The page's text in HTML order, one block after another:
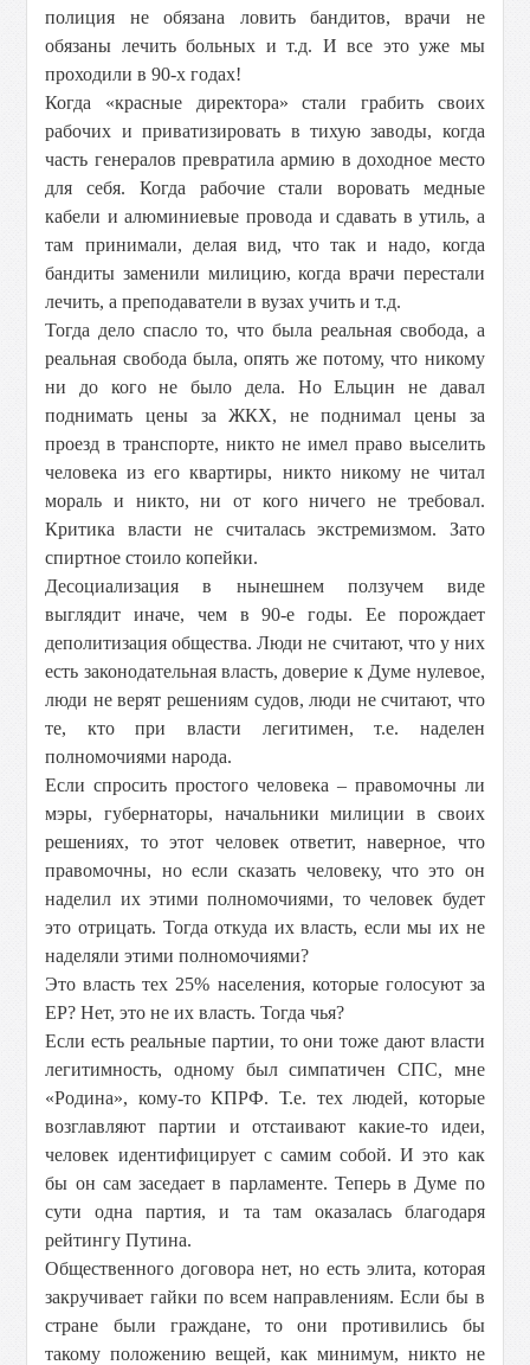
полиция не обязана ловить бандитов, врачи не
обязаны лечить больных и т.д. И все это уже мы
проходили в 90-х годах!
Когда «красные директора» стали грабить своих
рабочих и приватизировать в тихую заводы, когда
часть генералов превратила армию в доходное место
для себя. Когда рабочие стали воровать медные
кабели и алюминиевые провода и сдавать в утиль, а
там принимали, делая вид, что так и надо, когда
бандиты заменили милицию, когда врачи перестали
лечить, а преподаватели в вузах учить и т.д.
Тогда дело спасло то, что была реальная свобода, а
реальная свобода была, опять же потому, что никому
ни до кого не было дела. Но Ельцин не давал
поднимать цены за ЖКХ, не поднимал цены за
проезд в транспорте, никто не имел право выселить
человека из его квартиры, никто никому не читал
мораль и никто, ни от кого ничего не требовал.
Критика власти не считалась экстремизмом. Зато
спиртное стоило копейки.
Десоциализация в нынешнем ползучем виде
выглядит иначе, чем в 90-е годы. Ее порождает
деполитизация общества. Люди не считают, что у них
есть законодательная власть, доверие к Думе нулевое,
люди не верят решениям судов, люди не считают, что
те, кто при власти легитимен, т.е. наделен
полномочиями народа.
Если спросить простого человека – правомочны ли
мэры, губернаторы, начальники милиции в своих
решениях, то этот человек ответит, наверное, что
правомочны, но если сказать человеку, что это он
наделил их этими полномочиями, то человек будет
это отрицать. Тогда откуда их власть, если мы их не
наделяли этими полномочиями?
Это власть тех 25% населения, которые голосуют за
ЕР? Нет, это не их власть. Тогда чья?
Если есть реальные партии, то они тоже дают власти
легитимность, одному был симпатичен СПС, мне
«Родина», кому-то КПРФ. Т.е. тех людей, которые
возглавляют партии и отстаивают какие-то идеи,
человек идентифицирует с самим собой. И это как
бы он сам заседает в парламенте. Теперь в Думе по
сути одна партия, и та там оказалась благодаря
рейтингу Путина.
Общественного договора нет, но есть элита, которая
закручивает гайки по всем направлениям. Если бы в
стране были граждане, то они противились бы
такому положению вещей, как минимум, никто не